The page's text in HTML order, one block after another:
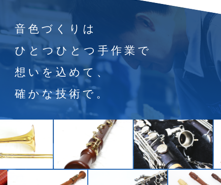
音色づくりは
ひとつひとつ手作業で
想いを込めて、
確かな技術で。